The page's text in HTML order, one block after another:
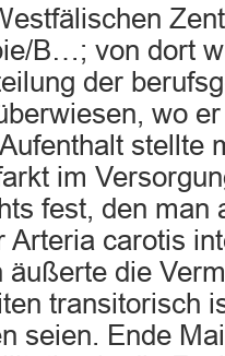
B…; von dort
der
wo er
stellte
im
fest, den man
Arteria carotis
die
transitorisch
seien. Ende